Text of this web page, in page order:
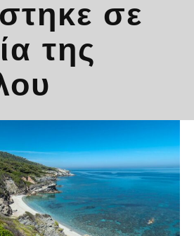
σε
της